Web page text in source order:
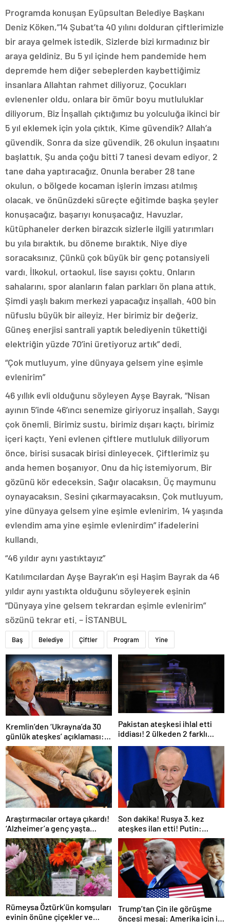
Programda konuşan Eyüpsultan Belediye Başkanı
Deniz Köken,”14 Şubat’ta 40 yılını dolduran çiftlerimizle
bir araya gelmek istedik. Sizlerde bizi kırmadınız bir
araya geldiniz. Bu 5 yıl içinde hem pandemide hem
depremde hem diğer sebeplerden kaybettiğimiz
insanlara Allahtan rahmet diliyoruz. Çocukları
evlenenler oldu, onlara bir ömür boyu mutluluklar
diliyorum. Biz İnşallah çıktığımız bu yolculuğa ikinci bir
5 yıl eklemek için yola çıktık. Kime güvendik? Allah’a
güvendik. Sonra da size güvendik. 26 okulun inşaatını
başlattık. Şu anda çoğu bitti 7 tanesi devam ediyor. 2
tane daha yaptıracağız. Onunla beraber 28 tane
okulun, o bölgede kocaman işlerin imzası atılmış
olacak. ve önünüzdeki süreçte eğitimde başka şeyler
konuşacağız, başarıyı konuşacağız. Havuzlar,
kütüphaneler derken birazcık sizlerle ilgili yatırımları
bu yıla bıraktık, bu döneme bıraktık. Niye diye
soracaksınız. Çünkü çok büyük bir genç potansiyeli
vardı. İlkokul, ortaokul, lise sayısı çoktu. Onların
sahalarını, spor alanların falan parkları ön plana attık.
Şimdi yaşlı bakım merkezi yapacağız inşallah. 400 bin
nüfuslu büyük bir aileyiz. Her birimiz bir değeriz.
Güneş enerjisi santrali yaptık belediyenin tükettiği
elektriğin yüzde 70’ini üretiyoruz artık” dedi.
“Çok mutluyum, yine dünyaya gelsem yine eşimle
evlenirim”
46 yıllık evli olduğunu söyleyen Ayşe Bayrak, “Nisan
ayının 5’inde 46’ıncı senemize giriyoruz inşallah. Saygı
çok önemli. Birimiz sustu, birimiz dışarı kaçtı, birimiz
içeri kaçtı. Yeni evlenen çiftlere mutluluk diliyorum
önce, birisi susacak birisi dinleyecek. Çiftlerimiz şu
anda hemen boşanıyor. Onu da hiç istemiyorum. Bir
gözünü kör edeceksin. Sağır olacaksın. Üç maymunu
oynayacaksın. Sesini çıkarmayacaksın. Çok mutluyum,
yine dünyaya gelsem yine eşimle evlenirim. 14 yaşında
evlendim ama yine eşimle evlenirdim” ifadelerini
kullandı.
“46 yıldır aynı yastıktayız”
Katılımcılardan Ayşe Bayrak’ın eşi Haşim Bayrak da 46
yıldır aynı yastıkta olduğunu söyleyerek eşinin
“Dünyaya yine gelsem tekrardan eşimle evlenirim”
sözünü tekrar eti. – İSTANBUL
Baş Belediye Çiftler Program Yine
Kremlin’den ‘Ukrayna’da 30
günlük ateşkes’ açıklaması:
Bunu iyice düşünmeliyiz
Pakistan ateşkesi ihlal etti
iddiası! 2 ülkeden 2 farklı
Araştırmacılar ortaya çıkardı!
‘Alzheimer’a genç yaşta
yakalanabilirsiniz’
Son dakika! Rusya 3. kez
ateşkes ilan etti! Putin:
Erdoğan ile görüşme
gerçekleştireceğiz
Rümeysa Öztürk’ün komşuları
evinin önüne çiçekler ve
Trump’tan Çin ile görüşme
öncesi mesaj: Amerika için iyi